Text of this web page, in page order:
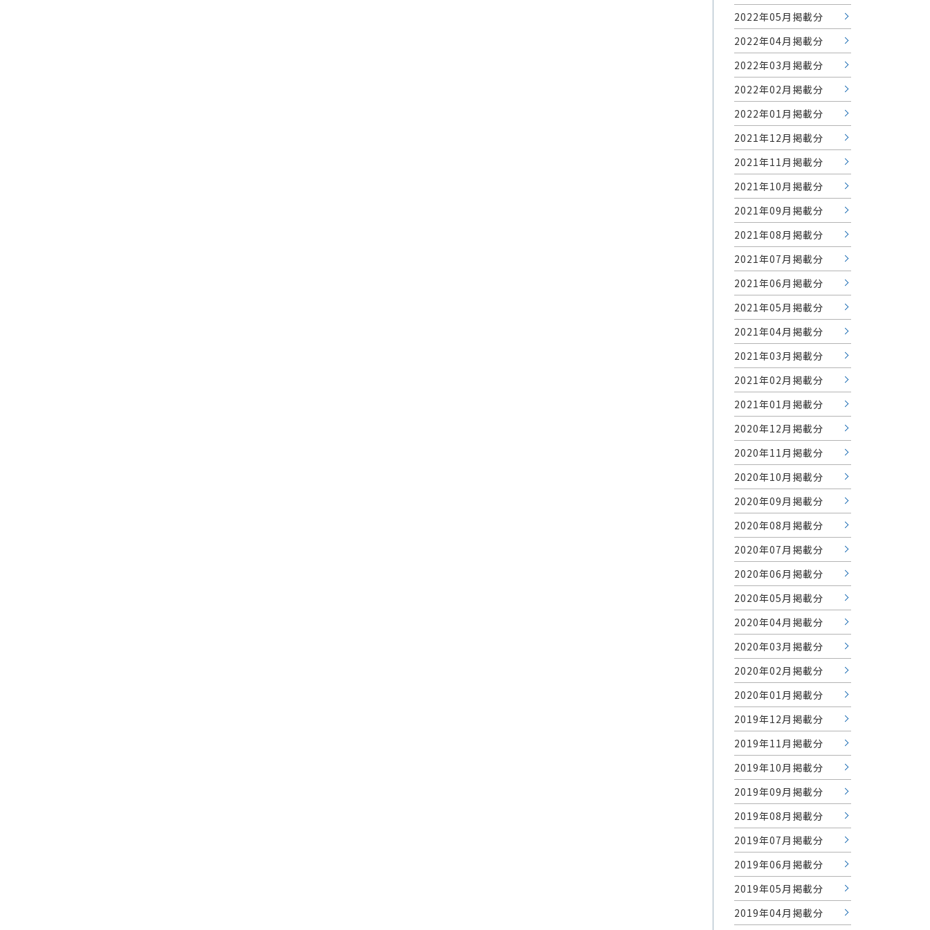
2022年05月掲載分
2022年04月掲載分
2022年03月掲載分
2022年02月掲載分
2022年01月掲載分
2021年12月掲載分
2021年11月掲載分
2021年10月掲載分
2021年09月掲載分
2021年08月掲載分
2021年07月掲載分
2021年06月掲載分
2021年05月掲載分
2021年04月掲載分
2021年03月掲載分
2021年02月掲載分
2021年01月掲載分
2020年12月掲載分
2020年11月掲載分
2020年10月掲載分
2020年09月掲載分
2020年08月掲載分
2020年07月掲載分
2020年06月掲載分
2020年05月掲載分
2020年04月掲載分
2020年03月掲載分
2020年02月掲載分
2020年01月掲載分
2019年12月掲載分
2019年11月掲載分
2019年10月掲載分
2019年09月掲載分
2019年08月掲載分
2019年07月掲載分
2019年06月掲載分
2019年05月掲載分
2019年04月掲載分